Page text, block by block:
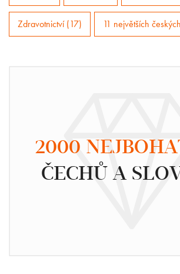
Zdravotnictví (17) 11 největších
2000
ČECHŮ A